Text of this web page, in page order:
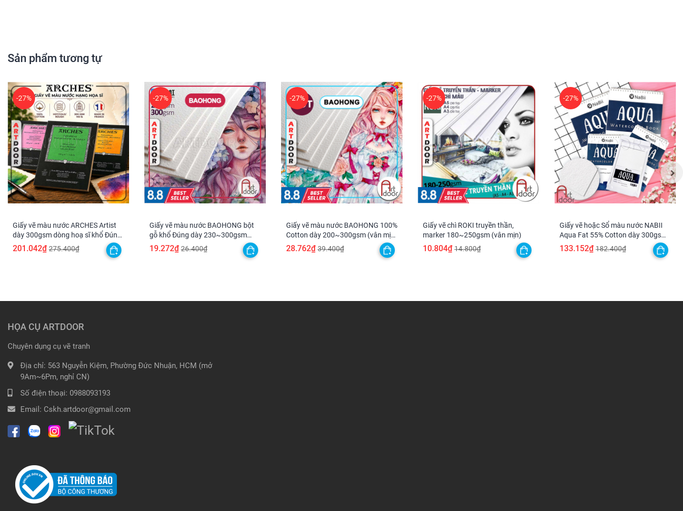
Sản phẩm tương tự
-27%
Giấy vẽ màu nước ARCHES Artist
dày 300gsm dòng hoạ sĩ khổ Đúng
(vân mịn/ nổi)
201.042₫ 275.400₫
-27%
Giấy vẽ màu nước BAOHONG bột
gỗ khổ Đúng dày 230~300gsm
(vân nổi Rough)
19.272₫ 26.400₫
-27%
Giấy vẽ màu nước BAOHONG 100%
Cotton dày 200~300gsm (vân mịn
Hot)
28.762₫ 39.400₫
-27%
Giấy vẽ chì ROKI truyền thần,
marker 180~250gsm (vân mịn)
10.804₫ 14.800₫
-27%
Giấy vẽ hoặc Sổ màu nước NABII
Aqua Fat 55% Cotton dày 300gsm
(vân nổi Cold)
133.152₫ 182.400₫
HỌA CỤ ARTDOOR
Chuyên dụng cụ vẽ tranh
Địa chỉ: 563 Nguyễn Kiệm, Phường Đức Nhuận, HCM (mở
9Am~6Pm, nghỉ CN)
Số điện thoại: 0988093193
Email: Cskh.artdoor@gmail.com